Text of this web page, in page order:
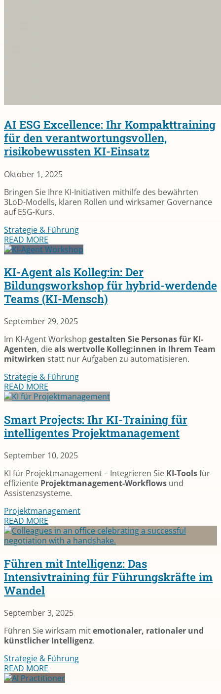
AI ESG Excellence: Ihr Kompakttraining
für den verantwortungsvollen,
risikobewussten KI-Einsatz
Oktober 1, 2025
Bringen Sie Ihre KI-Initiativen mithilfe des bewährten
3LoD-Modells, klaren Rollen und wirksamer Governance
auf ESG-Kurs.
Strategie & Führung
READ MORE
KI-Agent als Kolleg:in: Der
Bildungsworkshop für hybrid-werdende
Teams (KI-Mensch)
September 29, 2025
Im KI-Agent Workshop gestalten Sie Personas für KI-
Agenten, dieals wertvolle Kolleg:innen in Ihrem Team
mitwirken statt nur Aufgaben zu automatisieren.
Strategie & Führung
READ MORE
Smart Projects: Ihr KI-Training für
intelligentes Projektmanagement
September 10, 2025
KI für Projektmanagement – Integrieren Sie KI-Toolsfür
effiziente Projektmanagement-Workflows und
Assistenzsysteme.
Projektmanagement
READ MORE
Führen mit Intelligenz: Das
Intensivtraining für Führungskräfte im
Wandel
September 3, 2025
Führen Sie wirksam mitemotionaler, rationaler und
künstlicher Intelligenz.
Strategie & Führung
READ MORE